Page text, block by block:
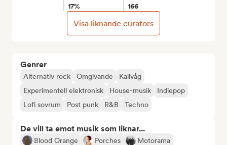
Genrer
Alternativ rock Omgivande
Kallvåg
Experimentell elektronisk
House-musik
Indiepop
Lofi sovrum
Post punk R&B Techno
De vill ta emot musik som liknar...
Blood Orange Porches
Motorama
17% 166
Visa liknande curators